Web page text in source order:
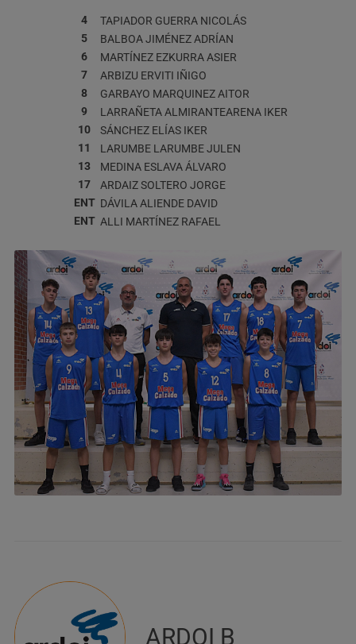
4 TAPIADOR GUERRA NICOLÁS
5
BALBOA JIMÉNEZ ADRÍAN
6
MARTÍNEZ EZKURRA ASIER
7
ARBIZU ERVITI IÑIGO
8
GARBAYO MARQUINEZ AITOR
9
LARRAÑETA ALMIRANTEARENA IKER
10
SÁNCHEZ ELÍAS IKER
11
LARUMBE LARUMBEJULEN
13
MEDINA ESLAVA ÁLVARO
17
ARDAIZ SOLTERO JORGE
ENT DÁVILA ALIENDE DAVID
ENT ALLI MARTÍNEZ RAFAEL
ARDOI B